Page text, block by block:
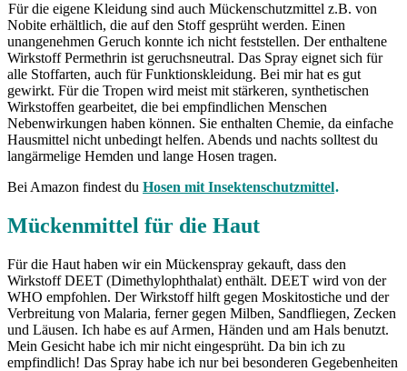
Für die eigene Kleidung sind auch Mückenschutzmittel z.B. von
Nobite erhältlich, die auf den Stoff gesprüht werden. Einen
unangenehmen Geruch konnte ich nicht feststellen. Der enthaltene
Wirkstoff Permethrin ist geruchsneutral. Das Spray eignet sich für
alle Stoffarten, auch für Funktionskleidung. Bei mir hat es gut
gewirkt. Für die Tropen wird meist mit stärkeren, synthetischen
Wirkstoffen gearbeitet, die bei empfindlichen Menschen
Nebenwirkungen haben können. Sie enthalten Chemie, da einfache
Hausmittel nicht unbedingt helfen. Abends und nachts solltest du
langärmelige Hemden und lange Hosen tragen.
Bei Amazon findest du Hosen mit Insektenschutzmittel.
Mückenmittel für die Haut
Für die Haut haben wir ein Mückenspray gekauft, dass den
Wirkstoff DEET (Dimethylophthalat) enthält. DEET wird von der
WHO empfohlen. Der Wirkstoff hilft gegen Moskitostiche und der
Verbreitung von Malaria, ferner gegen Milben, Sandfliegen, Zecken
und Läusen. Ich habe es auf Armen, Händen und am Hals benutzt.
Mein Gesicht habe ich mir nicht eingesprüht. Da bin ich zu
empfindlich! Das Spray habe ich nur bei besonderen Gegebenheiten